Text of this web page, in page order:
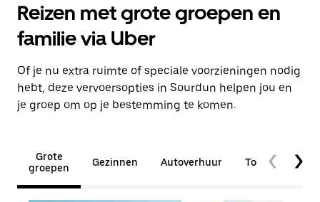
Reizen met grote groepen en
familie via Uber
Of je nu extra ruimte of speciale voorzieningen nodig
hebt, deze vervoersopties in Sourdun helpen jou en
je groep om op je bestemming te komen.
Grote
groepen
Gezinnen Autoverhuur